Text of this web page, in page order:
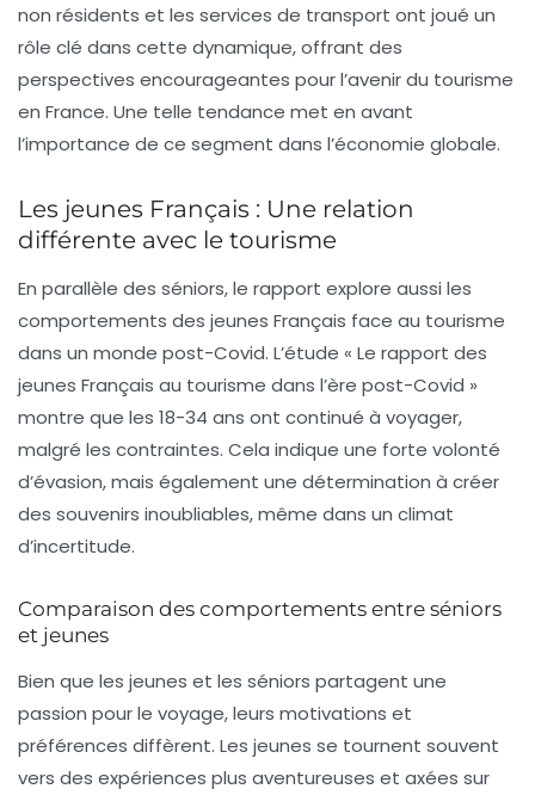
non résidents et les services de transport ont joué un
rôle clé dans cette dynamique, offrant des
perspectives encourageantes pour l’avenir du tourisme
en France. Une telle tendance met en avant
l’importance de ce segment dans l’économie globale.
Les jeunes Français : Une relation
différente avec le tourisme
En parallèle des séniors, le rapport explore aussi les
comportements des jeunes Français face au tourisme
dans un monde post-Covid. L’étude « Le rapport des
jeunes Français au tourisme dans l’ère post-Covid »
montre que les 18-34 ans ont continué à voyager,
malgré les contraintes. Cela indique une forte volonté
d’évasion, mais également une détermination à créer
des souvenirs inoubliables, même dans un climat
d’incertitude.
Comparaison des comportements entre séniors
et jeunes
Bien que les jeunes et les séniors partagent une
passion pour le voyage, leurs motivations et
préférences diffèrent. Les jeunes se tournent souvent
vers des expériences plus aventureuses et axées sur